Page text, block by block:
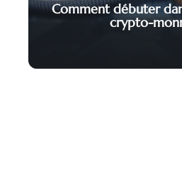
Comment débuter
crypto-